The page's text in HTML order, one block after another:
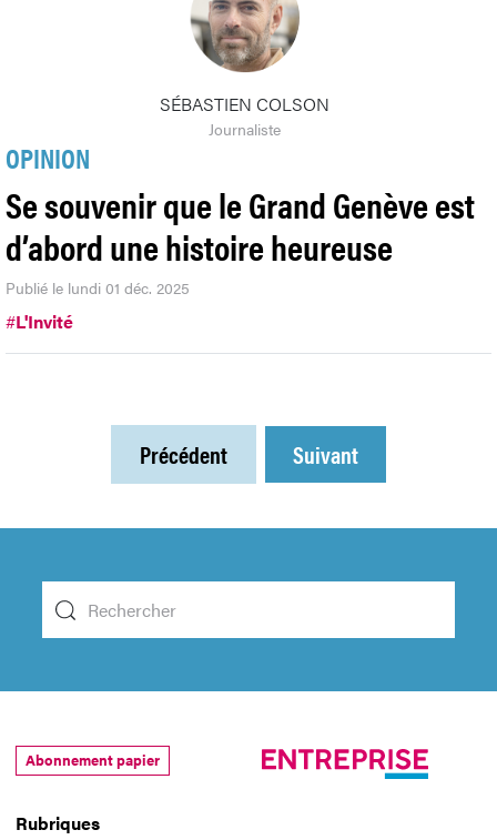
SÉBASTIEN COLSON
Journaliste
OPINION
Se souvenir que le Grand Genève est
d’abord une histoire heureuse
Publié le lundi 01 déc. 2025
#L'Invité
Précédent Suivant
Rubriques
Abonnement papier